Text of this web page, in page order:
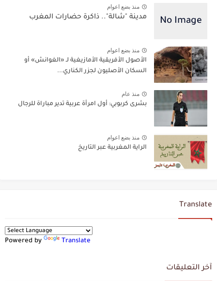
منذ بضع اعوام
مدينة "شالة".. ذاكرة حضارات المغرب
منذ بضع اعوام
الأصول الأفريقية الأمازيغية لـ «الغوانش» أو
السكان الأصليون لجزر الكناري...
منذ عام
بشرى كربوبي: أول امرأة عربية تدير مباراة للرجال
منذ بضع اعوام
الراية المغربية عبر التاريخ
Translate
Powered by Translate
آخر التعليقات